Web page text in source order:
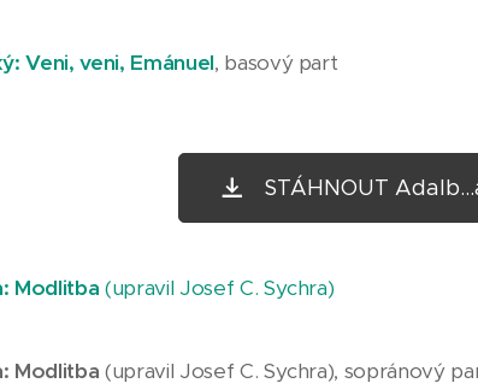
Veni, veni, Emánuel, basový part
STÁHNOUT
Modlitba (upravil Josef C. Sychra)
Modlitba (upravil Josef C. Sychra), sopránový